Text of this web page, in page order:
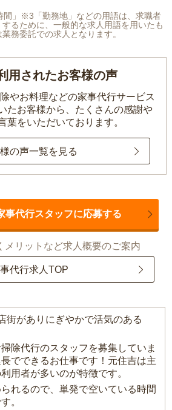
」※3「勤務地」などの用語は、求職者
るために、一般的な求人用語を用いたも
務委託での求人となります。
用されたお客様の声
やお料理などの家事代行サービス
たお客様から、 たくさんの感謝や
葉をいただいております。
の声一覧を見る
事代行スタッフに応募する
メリットなど求人概要のご案内
代行求人TOP
街がありにぎやかで活気のある
除代行のスタッフを募集していま
でできるお仕事です！元住吉は主
用者が多いのが特徴です。
れるので、単発で空いている時間
。